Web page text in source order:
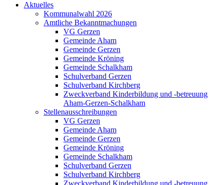
Aktuelles
Kommunalwahl 2026
Amtliche Bekanntmachungen
VG Gerzen
Gemeinde Aham
Gemeinde Gerzen
Gemeinde Kröning
Gemeinde Schalkham
Schulverband Gerzen
Schulverband Kirchberg
Zweckverband Kinderbildung und -betreuung
Aham-Gerzen-Schalkham
Stellenausschreibungen
VG Gerzen
Gemeinde Aham
Gemeinde Gerzen
Gemeinde Kröning
Gemeinde Schalkham
Schulverband Gerzen
Schulverband Kirchberg
Zweckverband Kinderbildung und -betreuung